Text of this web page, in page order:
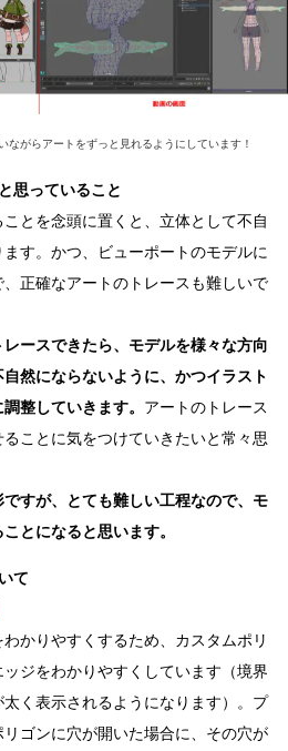
がらアートをずっと見れるようにしています！
思っていること
とを念頭に置くと、立体として不自
す。かつ、ビューポートのモデルに
正確なアートのトレースも難しいで
ースできたら、モデルを様々な方向
然にならないように、かつイラスト
整していきます。 アートのトレース
ことに気をつけていきたいと常々思
すが、とても難しい工程なので、モ
とになると思います。
て
かりやすくするため、カスタムポリ
ジをわかりやすくしています（境界
く表示されるようになります）。プ
ゴンに穴が開いた場合に、その穴が